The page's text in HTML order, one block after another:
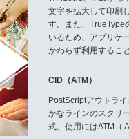
文字を拡大して印刷
す。また、TrueType
いるため、アプリケ
かわらず利用するこ
CID（ATM）
PostScriptアウトラ
かなラインのスクリ
式。使用にはATM（